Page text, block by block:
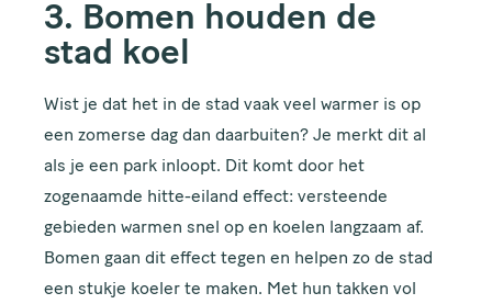
3. Bomen houden de
stad koel
Wist je dat het in de stad vaak veel warmer is op
een zomerse dag dan daarbuiten? Je merkt dit al
als je een park inloopt. Dit komt door het
zogenaamde hitte-eiland effect: versteende
gebieden warmen snel op en koelen langzaam af.
Bomen gaan dit effect tegen en helpen zo de stad
een stukje koeler te maken. Met hun takken vol